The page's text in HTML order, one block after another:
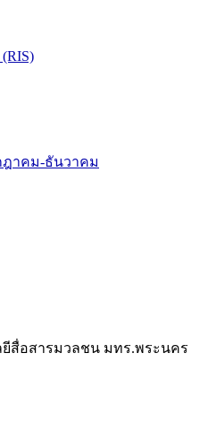
(RIS)
ฎาคม-ธันวาคม
ยีสื่อสารมวลชน มทร.พระนคร